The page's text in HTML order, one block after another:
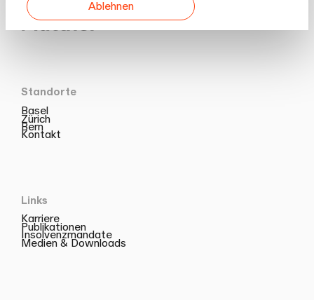
Ablehnen
Standorte
Basel
Zürich
Bern
Kontakt
Links
Karriere
Publikationen
Insolvenzmandate
Medien & Downloads